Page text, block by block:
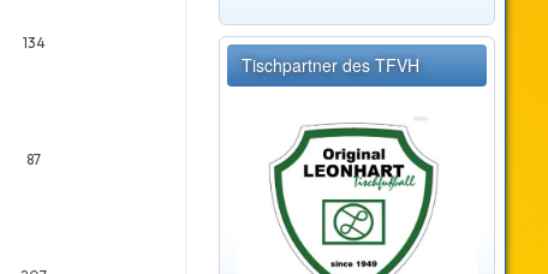
134
87
Tischpartner des TFVH